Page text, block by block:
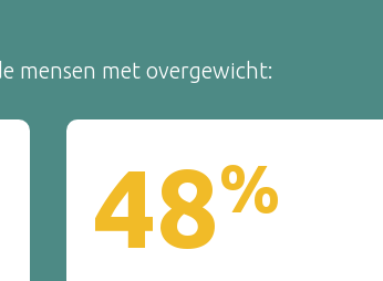
mensen met overgewicht:
48%